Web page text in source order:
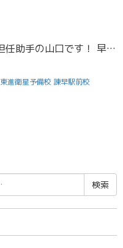
みなさんこんにちは！担任助手の山口です！ 早いもので、１０月も残りわずかとなりましたね。来週が１１月だなんて、信じられません…。（笑）寒暖差が激しくなってきましたが、皆さん衣替えしましたか？現在、私の部屋は夏服と冬服がた […]
東進衛星予備校 諫早駅前校